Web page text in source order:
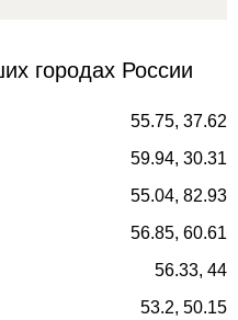
городах России
55.75, 37.62
59.94, 30.31
55.04, 82.93
56.85, 60.61
56.33, 44
53.2, 50.15